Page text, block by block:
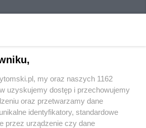
my oraz naszych 1162
uzyskujemy dostęp i przechowujemy
oraz przetwarzamy dane
identyfikatory, standardowe
przez urządzenie czy dane